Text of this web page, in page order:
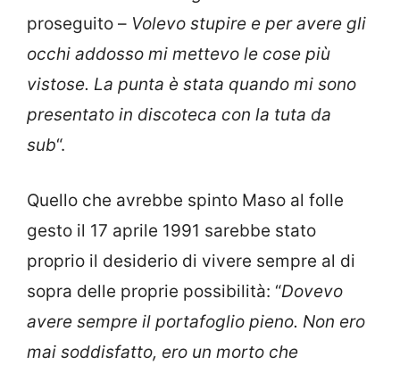
proseguito – Volevo stupire e per avere gli
occhi addosso mi mettevo le cose più
vistose. La punta è stata quando mi sono
presentato in discoteca con la tuta da
sub“.
Quello che avrebbe spinto Maso al folle
gesto il 17 aprile 1991 sarebbe stato
proprio il desiderio di vivere sempre al di
sopra delle proprie possibilità: “Dovevo
avere sempre il portafoglio pieno. Non ero
mai soddisfatto, ero un morto che